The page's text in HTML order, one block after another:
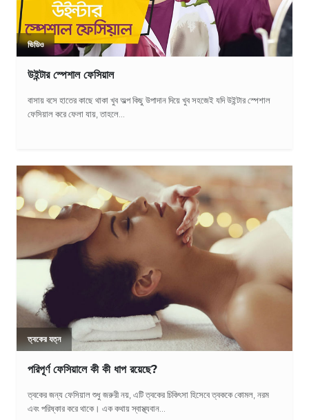
ভিডিও
উইন্টার স্পেশাল ফেসিয়াল
বাসায় বসে হাতের কাছে থাকা খুব অল্প কিছু উপাদান দিয়ে খুব সহজেই যদি উইন্টার স্পেশাল
ফেসিয়াল করে ফেলা যায়, তাহলে...
ত্বকের যত্ন
পরিপূর্ণ ফেসিয়ালে কী কী ধাপ রয়েছে?
ত্বকের জন্য ফেসিয়াল শুধু জরুরী নয়, এটি ত্বকের চিকিৎসা হিসেবে ত্বককে কোমল, নরম
এবং পরিষ্কার করে থাকে। এক কথায় স্বাস্থ্যবান...